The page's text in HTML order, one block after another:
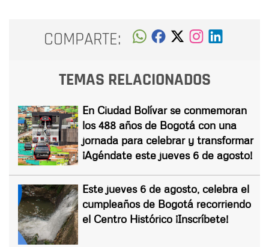
COMPARTE:
TEMAS RELACIONADOS
En Ciudad Bolívar se conmemoran
los 488 años de Bogotá con una
jornada para celebrar y transformar
¡Agéndate este jueves 6 de agosto!
Este jueves 6 de agosto, celebra el
cumpleaños de Bogotá recorriendo
el Centro Histórico ¡Inscríbete!